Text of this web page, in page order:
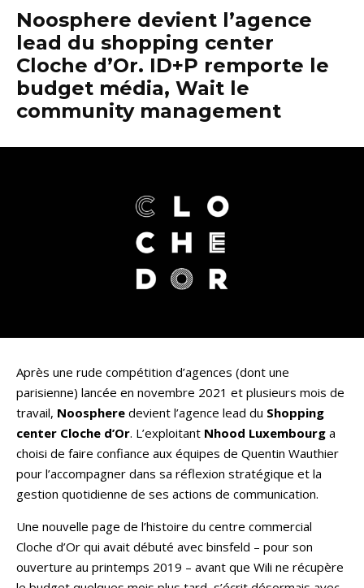
Noosphere devient l’agence
lead du shopping center
Cloche d’Or. ID+P remporte le
budget média, Wait le
community management
Après une rude compétition d’agences (dont une
parisienne) lancée en novembre 2021 et plusieurs mois de
travail, Noosphere devient l’agence lead du Shopping
center Cloche d’Or. L’exploitant Nhood Luxembourg a
choisi de faire confiance aux équipes de Quentin Wauthier
pour l’accompagner dans sa réflexion stratégique et la
gestion quotidienne de ses actions de communication.
Une nouvelle page de l’histoire du centre commercial
Cloche d’Or qui avait débuté avec binsfeld – pour son
ouverture au printemps 2019 – avant que Wili ne récupère